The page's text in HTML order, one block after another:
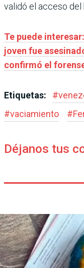
validó el acceso del
Te puede
joven fue
confirmó el
Etiquetas: #
#vaciamiento #
Déjanos tus